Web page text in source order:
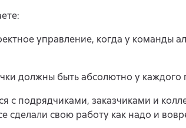
управление, когда у команды
должны быть абсолютно у каждого
с подрядчиками, заказчиками и
сделали свою работу как надо и